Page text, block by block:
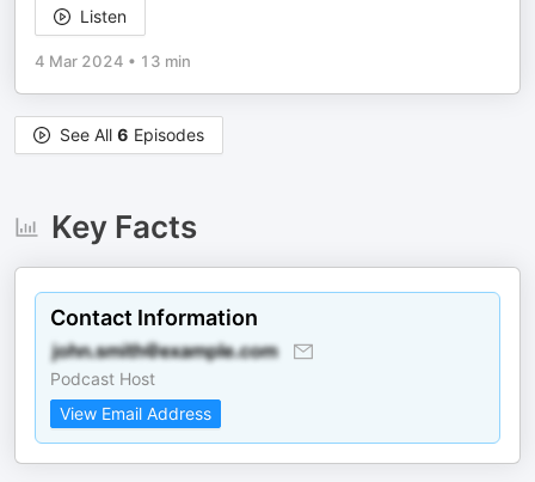
Listen
4 Mar 2024 • 13 min
See All 6 Episodes
Key Facts
Contact Information
Podcast Host
View Email Address